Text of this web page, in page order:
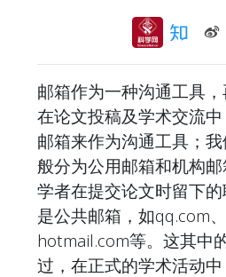
邮箱作为一种沟通工具
在论文投稿及学术交流
邮箱来作为沟通工具；
般分为公用邮箱和机构
学者在提交论文时留下
是公共邮箱，如qq.com、
hotmail.com等。这其中
过，在正式的学术活动